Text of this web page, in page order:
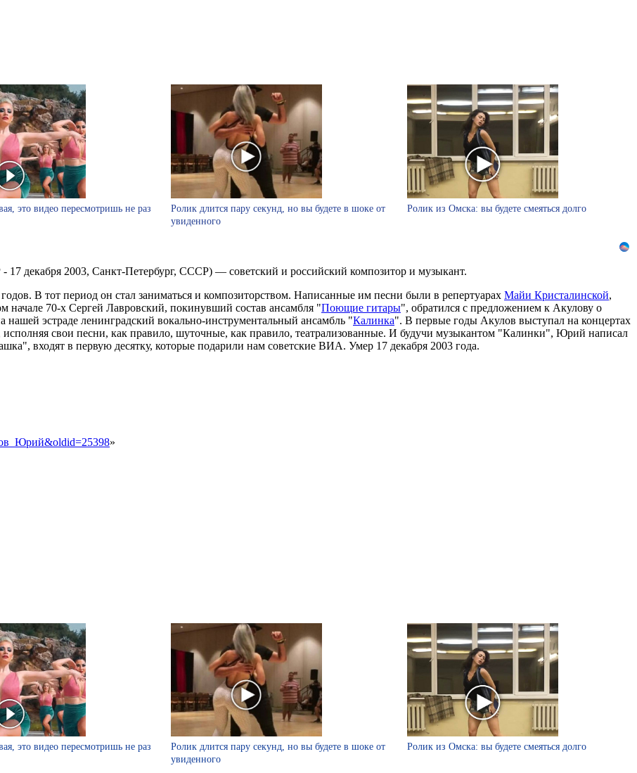
это видео пересмотришь не раз
Ролик длится пару секунд, но вы будете в шоке от
увиденного
Ролик из Омска: вы будете смеяться долго
17 декабря 2003, Санкт-Петербург, СССР) — советский и российский композитор и музыкант.
В тот период он стал заниматься и композиторством. Написанные им песни были в репертуарах Майи Кристалинской,
начале 70-х Сергей Лавровский, покинувший состав ансамбля "Поющие гитары", обратился с предложением к Акулову о
эстраде ленинградский вокально-инструментальный ансамбль "Калинка". В первые годы Акулов выступал на концертах
исполняя свои песни, как правило, шуточные, как правило, театрализованные. И будучи музыкантом "Калинки", Юрий написал
входят в первую десятку, которые подарили нам советские ВИА. Умер 17 декабря 2003 года.
»
это видео пересмотришь не раз
Ролик длится пару секунд, но вы будете в шоке от
увиденного
Ролик из Омска: вы будете смеяться долго